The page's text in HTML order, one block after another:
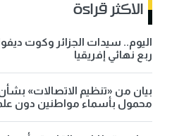
الاكثر قراءة
اليوم.. سيدات الجزائر وكوت
ربع نهائي إفريقيا
بيان من «تنظيم الاتصالات»
محمول بأسماء مواطنين دون